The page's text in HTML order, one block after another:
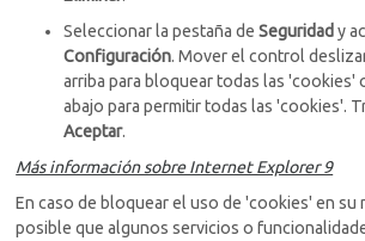
Seleccionar la pestaña deSeguridad y
Configuración. Mover el control
arriba para bloquear todas las 'cookies'
abajo para permitir todas las 'cookies'.
Aceptar.
Más información sobre Internet Explorer 9
En caso de bloquear el uso de 'cookies' en su
posible que algunos servicios o